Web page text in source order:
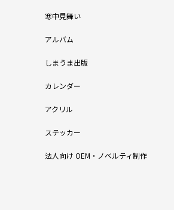
寒中見舞い
アルバム
しまうま出版
カレンダー
アクリル
ステッカー
法人向け OEM・ノベルティ制作